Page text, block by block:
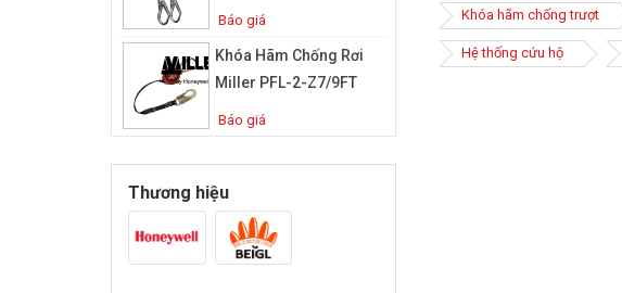
Báo giá
Khóa Hãm Chống Rơi
Miller PFL-2-Z7/9FT
Báo giá
Thương hiệu
Khóa hãm chống trượt
Hệ thống cứu hộ